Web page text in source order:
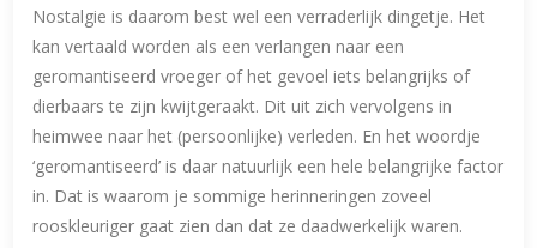
Nostalgie is daarom best wel een verraderlijk dingetje. Het
kan vertaald worden als een verlangen naar een
geromantiseerd vroeger of het gevoel iets belangrijks of
dierbaars te zijn kwijtgeraakt. Dit uit zich vervolgens in
heimwee naar het (persoonlijke) verleden. En het woordje
‘geromantiseerd’ is daar natuurlijk een hele belangrijke factor
in. Dat is waarom je sommige herinneringen zoveel
rooskleuriger gaat zien dan dat ze daadwerkelijk waren.